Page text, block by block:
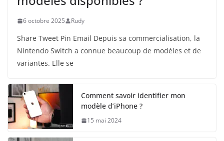
6 octobre 2025 Rudy
Share Tweet Pin Email Depuis sa commercialisation, la
Nintendo Switch a connue beaucoup de modèles et de
variantes. Elle se
Comment savoir identifier mon
modèle d’iPhone ?
15 mai 2024